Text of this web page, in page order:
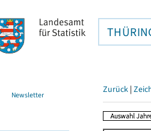
Newsletter Zurück |